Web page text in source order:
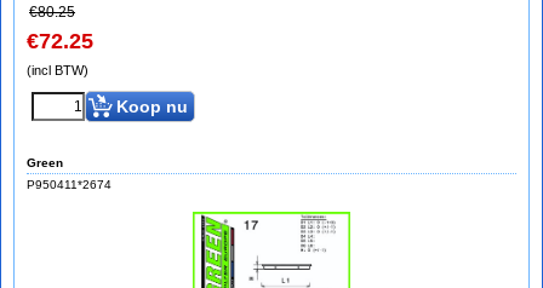
€80.25
€72.25
(incl BTW)
Koop nu
Green
P950411*2674